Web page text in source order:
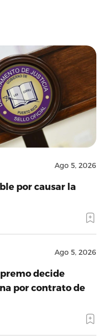
Ago 5, 2026
por causar la
Ago 5, 2026
decide
por contrato de